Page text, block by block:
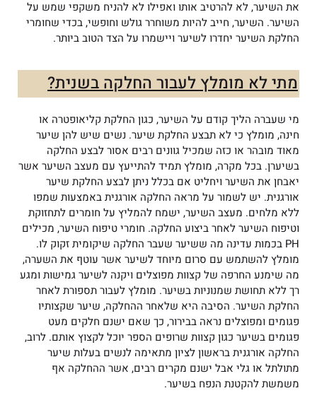
את השיער, לא להרטיב אותו ואפילו לא להניח משקפי שמש על
השיער. השיער, חייב להיות משוחרר גולש וחופשי, בכדי שחומרי
החלקת השיער יחדרו לשיער ויישמרו על הצד הטוב ביותר.
מתי לא מומלץ לעבור החלקה בשנית?
מי שעברה הליך קודם על השיער, כגון החלקת קליאופטרה או
חינה, מומלץ כי לא תבצע החלקת שיער. נשים שיש להן שיער
מאוד מובהר או כזה שמכיל גוונים רבים אסור לבצע החלקה
בשיערן. בכל מקרה, מומלץ תמיד להתייעץ עם מעצב השיער אשר
יאבחן את השיער ויחליט אם בכלל ניתן לבצע החלקת שיער
אורגנית. יש לשמור על מראה החלקה אורגנית באמצעות שמפו
ללא מלחים. מעצב השיער, ישמח להמליץ על חומרים לתחזוקת
וטיפוח השיער לאחר ביצוע החלקה. חומרי טיפוח השיער, מכילים
PH בכמות עדינה מה ששיער שעבר החלקה שיקומית זקוק לו.
מומלץ להשתמש עם סרום מיוחד לשיער אשר עוטף את השערה,
מה שימנע החרפה של קצוות מפוצלים ויקנה לשיער גמישות ומגע
רך ללא תחושת שמנוניות בשיער. מומלץ לעבור תספורת לאחר
החלקת השיער. הסיבה היא שלאחר ההחלקה, שיער שקצותיו
פגומים ומפוצלים נראה בבירור, כך שאם ישנם חלקים מעט
פגומים בשיער כגון קצוות שרופים הספר יוכל לקצוץ אותם. לרוב,
החלקה אורגנית בראשון לציון מתאימה לנשים בעלות שיער
מתולתל או גלי אבל ישנם מקרים רבים, אשר ההחלקה אף
משמשת להקטנת הנפח בשיער.